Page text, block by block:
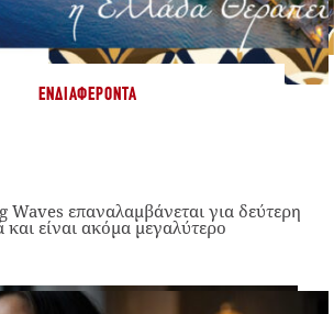
ΕΝΔΙΑΦΈΡΟΝΤΑ
επαναλαμβάνεται για δεύτερη
και είναι ακόμα μεγαλύτερο